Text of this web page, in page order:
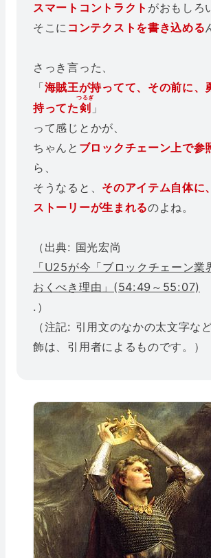
スマートコントラクト がおもしろ
そこに コンテクストを書き込める
さっき言った、
「海賊王が持ってて、その前に、
持ってた剣
つるぎ
」
って感じとかが、
ちゃんと ブロックチェーン上で参
ら、
そうなると、 そのアイテム自体に、
ストーリーが生まれるのよね。
（出典: 国光宏尚
「U25が今「ブロックチェーン業
おくべき理由」(54:49～55:07)
.）
（注記: 引用文のなかの太文字な
飾は、引用者によるものです。）